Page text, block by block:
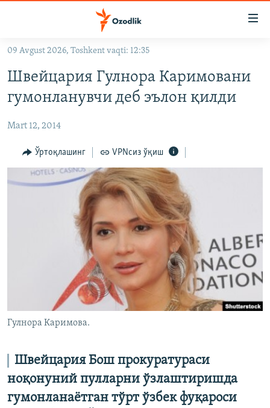
Асосий
навигацияга
ўтинг
OZODVIDEO
OZODARXIV
ИЖТИМОИЙ ТАРМОҚЛАР
Озодлик бошқа тилларда
09 Avgust 2026, Toshkent vaqti: 12:35
Швейцария Гулнора Каримовани
гумонланувчи деб эълон қилди
Mart 12, 2014
Ўртоқлашинг VPNсиз ўқиш
Гулнора Каримова.
Швейцария Бош прокуратураси
ноқонуний пулларни ўзлаштиришда
гумонланаётган тўрт ўзбек фуқароси